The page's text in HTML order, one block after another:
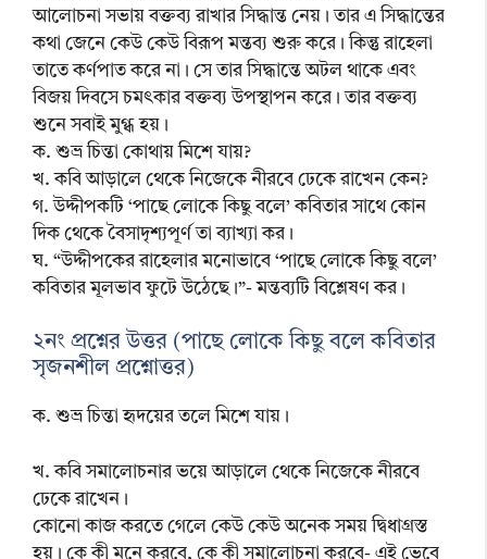
আলোচনা সভায় বক্তব্য রাখার সিদ্ধান্ত নেয়। তার এ সিদ্ধান্তের
কথা জেনে কেউ কেউ বিরূপ মন্তব্য শুরু করে। কিন্তু রাহেলা
তাতে কর্ণপাত করে না। সে তার সিদ্ধান্তে অটল থাকে এবং
বিজয় দিবসে চমৎকার বক্তব্য উপস্থাপন করে। তার বক্তব্য
শুনে সবাই মুগ্ধ হয়।
ক. শুভ্র চিন্তা কোথায় মিশে যায়?
খ. কবি আড়ালে থেকে নিজেকে নীরবে ঢেকে রাখেন কেন?
গ. উদ্দীপকটি ‘পাছে লোকে কিছু বলে’ কবিতার সাথে কোন
দিক থেকে বৈসাদৃশ্যপূর্ণ তা ব্যাখ্যা কর।
ঘ. “উদ্দীপকের রাহেলার মনোভাবে ‘পাছে লোকে কিছু বলে’
কবিতার মূলভাব ফুটে উঠেছে।”- মন্তব্যটি বিশ্লেষণ কর।
২নং প্রশ্নের উত্তর (পাছে লোকে কিছু বলে কবিতার
সৃজনশীল প্রশ্নোত্তর)
ক. শুভ্র চিন্তা হৃদয়ের তলে মিশে যায়।
খ. কবি সমালোচনার ভয়ে আড়ালে থেকে নিজেকে নীরবে
ঢেকে রাখেন।
কোনো কাজ করতে গেলে কেউ কেউ অনেক সময় দ্বিধাগ্রস্ত
হয়। কে কী মনে করবে, কে কী সমালোচনা করবে- এই ভেবে